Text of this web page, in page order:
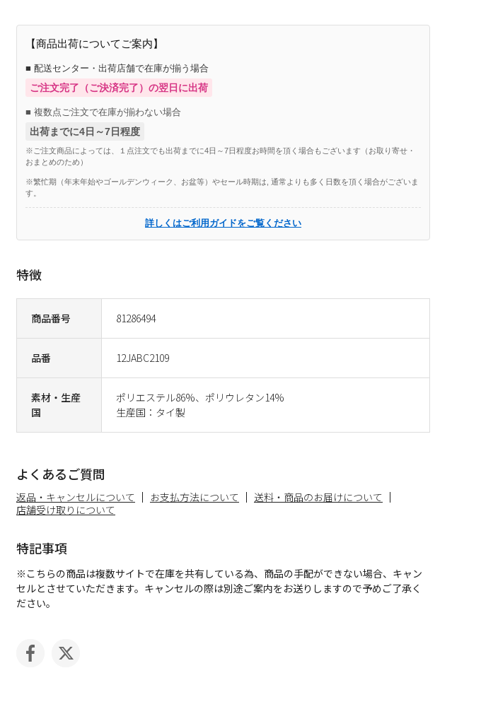
商品番号 81286494
品番 12JABC2109
素材・生産
国
ポリエステル86%、ポリウレタン14%
生産国：タイ製
【商品出荷についてご案内】
■ 配送センター・出荷店舗で在庫が揃う場合
ご注文完了（ご決済完了）の翌日に出荷
■ 複数点ご注文で在庫が揃わない場合
出荷までに4日～7日程度
※ご注文商品によっては、１点注文でも出荷までに4日～7日程度お時間を頂く場合もございます（お取り寄せ・
おまとめのため）
※繁忙期（年末年始やゴールデンウィーク、お盆等）やセール時期は, 通常よりも多く日数を頂く場合がございま
す。
詳しくはご利用ガイドをご覧ください
特徴
よくあるご質問
返品・キャンセルについて お支払方法について
送料・商品のお届けについて
店舗受け取りについて
特記事項
※こちらの商品は複数サイトで在庫を共有している為、商品の手配ができない場合、キャン
セルとさせていただきます。キャンセルの際は別途ご案内をお送りしますので予めご了承く
ださい。